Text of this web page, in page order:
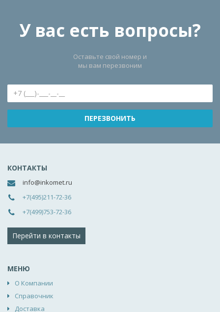
У вас есть вопросы?
Оставьте свой номер и
мы вам перезвоним
КОНТАКТЫ
info@inkomet.ru
+7(495)211-72-36
+7(499)753-72-36
Перейти в контакты
МЕНЮ
О Компании
Справочник
Доставка